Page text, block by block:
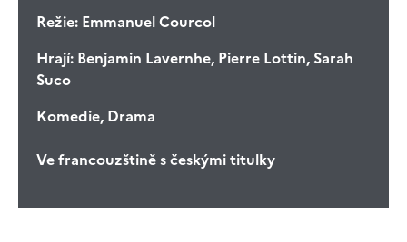
Režie: Emmanuel Courcol
Hrají: Benjamin Lavernhe, Pierre Lottin, Sarah
Suco
Komedie, Drama
Ve francouzštině s českými titulky